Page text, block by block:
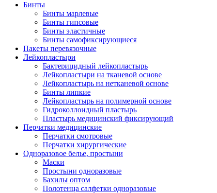
Бинты
Бинты марлевые
Бинты гипсовые
Бинты эластичные
Бинты самофиксирующиеся
Пакеты перевязочные
Лейкопластыри
Бактерицидный лейкопластырь
Лейкопластыри на тканевой основе
Лейкопластырь на нетканевой основе
Бинты липкие
Лейкопластырь на полимерной основе
Гидроколлоидный пластырь
Пластырь медицинский фиксирующий
Перчатки медицинские
Перчатки смотровые
Перчатки хирургические
Одноразовое белье, простыни
Маски
Простыни одноразовые
Бахилы оптом
Полотенца салфетки одноразовые